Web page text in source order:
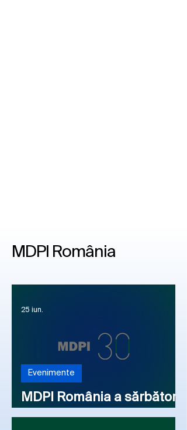
MDPI România
MDPI România a sărbătorit
aniversarea globală MDPI
Evenimente
25 iun.